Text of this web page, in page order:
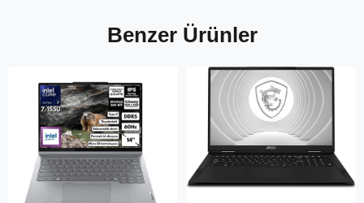
Benzer Ürünler